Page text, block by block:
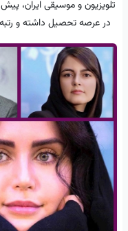
تلویزیون و موسیقی ایران،
در عرصه تحصیل داشته و